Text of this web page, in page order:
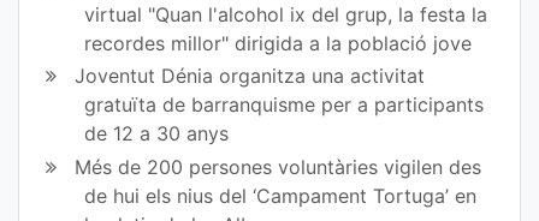
bo
ok
er
virtual "Quan l'alcohol ix del grup, la festa la
recordes millor" dirigida a la població jove
Joventut Dénia organitza una activitat
gratuïta de barranquisme per a participants
de 12 a 30 anys
Més de 200 persones voluntàries vigilen des
de hui els nius del ‘Campament Tortuga’ en